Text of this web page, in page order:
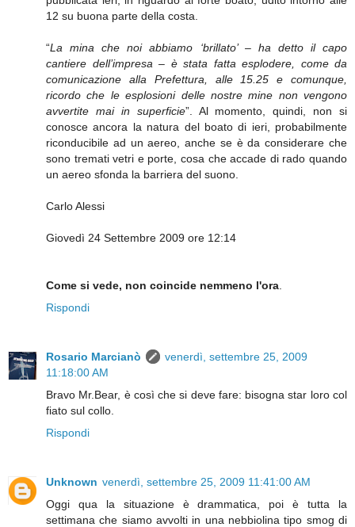
12 su buona parte della costa.
“La mina che noi abbiamo ‘brillato’ – ha detto il capo
cantiere dell’impresa – è stata fatta esplodere, come da
comunicazione alla Prefettura, alle 15.25 e comunque,
ricordo che le esplosioni delle nostre mine non vengono
avvertite mai in superficie”. Al momento, quindi, non si
conosce ancora la natura del boato di ieri, probabilmente
riconducibile ad un aereo, anche se è da considerare che
sono tremati vetri e porte, cosa che accade di rado quando
un aereo sfonda la barriera del suono.
Carlo Alessi
Giovedì 24 Settembre 2009 ore 12:14
Come si vede, non coincide nemmeno l'ora
Rispondi
Rosario Marcianò
venerdì, settembre 25, 2009
11:18:00 AM
Bravo Mr.Bear, è così che si deve fare: bisogna star loro col
fiato sul collo.
Rispondi
Unknown venerdì, settembre 25, 2009 11:41:00 AM
Oggi qua la situazione è drammatica, poi è tutta la
settimana che siamo avvolti in una nebbiolina tipo smog di